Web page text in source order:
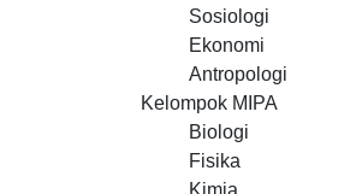
Sosiologi
Ekonomi
Antropologi
Kelompok MIPA
Biologi
Fisika
Kimia